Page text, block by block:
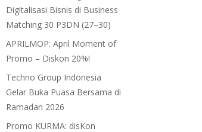
Digitalisasi Bisnis di Business
Matching 30 P3DN (27–30)
APRILMOP: April Moment of
Promo – Diskon 20%!
Techno Group Indonesia
Gelar Buka Puasa Bersama di
Ramadan 2026
Promo KURMA: disKon